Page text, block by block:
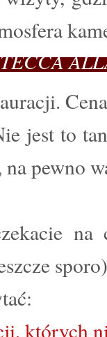
jest to
pewno
których